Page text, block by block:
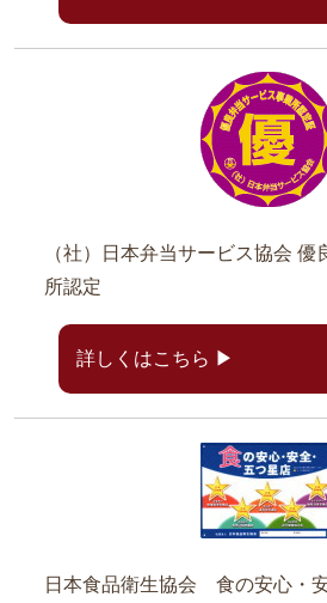
（社）日本弁当サービス協会 優
所認定
詳しくはこちら ▶
日本食品衛生協会 食の安心・